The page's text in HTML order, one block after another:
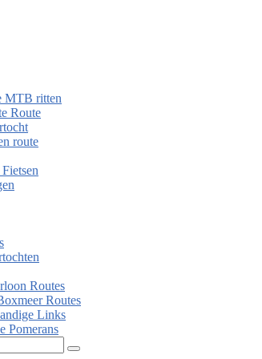
MTB ritten
Route
route
Routes
Routes
Links
Pomerans
Zoeken